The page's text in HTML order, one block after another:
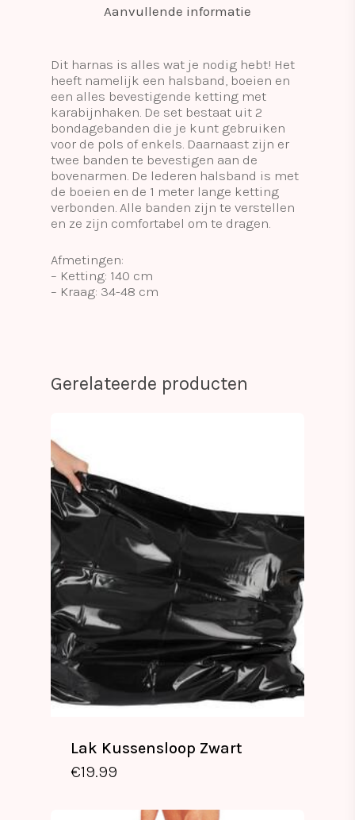
Aanvullende informatie
Dit harnas is alles wat je nodig hebt! Het
heeft namelijk een halsband, boeien en
een alles bevestigende ketting met
karabijnhaken. De set bestaat uit 2
bondagebanden die je kunt gebruiken
voor de pols of enkels. Daarnaast zijn er
twee banden te bevestigen aan de
bovenarmen. De lederen halsband is met
de boeien en de 1 meter lange ketting
verbonden. Alle banden zijn te verstellen
en ze zijn comfortabel om te dragen.
Afmetingen:
– Ketting: 140 cm
– Kraag: 34-48 cm
Gerelateerde producten
Lak Kussensloop Zwart
€19.99
€19.99